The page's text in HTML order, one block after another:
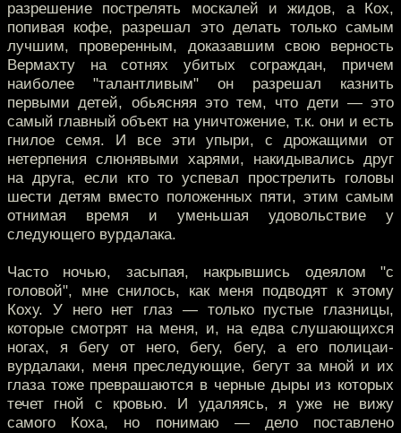
разрешение пострелять москалей и жидов, а Кох,
попивая кофе, разрешал это делать только самым
лучшим, проверенным, доказавшим свою верность
Вермахту на сотнях убитых сограждан, причем
наиболее "талантливым" он разрешал казнить
первыми детей, обьясняя это тем, что дети — это
самый главный объект на уничтожение, т.к. они и есть
гнилое семя. И все эти упыри, с дрожащими от
нетерпения слюнявыми харями, накидывались друг
на друга, если кто то успевал прострелить головы
шести детям вместо положенных пяти, этим самым
отнимая время и уменьшая удовольствие у
следующего вурдалака.
Часто ночью, засыпая, накрывшись одеялом "с
головой", мне снилось, как меня подводят к этому
Коху. У него нет глаз — только пустые глазницы,
которые смотрят на меня, и, на едва слушающихся
ногах, я бегу от него, бегу, бегу, а его полицаи-
вурдалаки, меня преследующие, бегут за мной и их
глаза тоже преврашаются в черные дыры из которых
течет гной с кровью. И удаляясь, я уже не вижу
самого Коха, но понимаю — дело поставлено